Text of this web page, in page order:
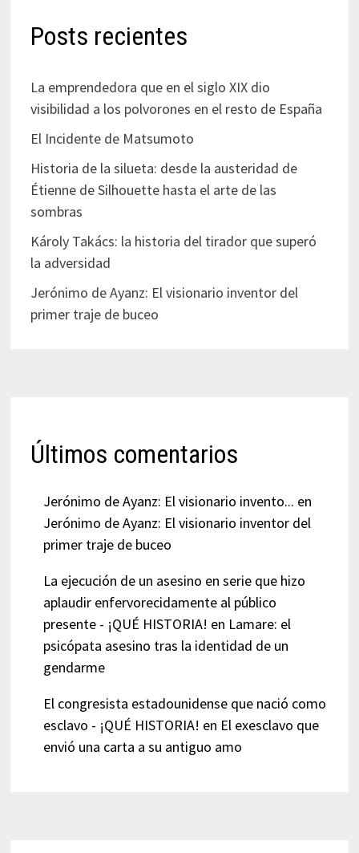
Posts recientes
La emprendedora que en el siglo XIX dio
visibilidad a los polvorones en el resto de España
El Incidente de Matsumoto
Historia de la silueta: desde la austeridad de
Étienne de Silhouette hasta el arte de las
sombras
Károly Takács: la historia del tirador que superó
la adversidad
Jerónimo de Ayanz: El visionario inventor del
primer traje de buceo
Últimos comentarios
Jerónimo de Ayanz: El visionario invento... en
Jerónimo de Ayanz: El visionario inventor del
primer traje de buceo
La ejecución de un asesino en serie que hizo
aplaudir enfervorecidamente al público
presente - ¡QUÉ HISTORIA! en Lamare: el
psicópata asesino tras la identidad de un
gendarme
El congresista estadounidense que nació como
esclavo - ¡QUÉ HISTORIA! en El exesclavo que
envió una carta a su antiguo amo